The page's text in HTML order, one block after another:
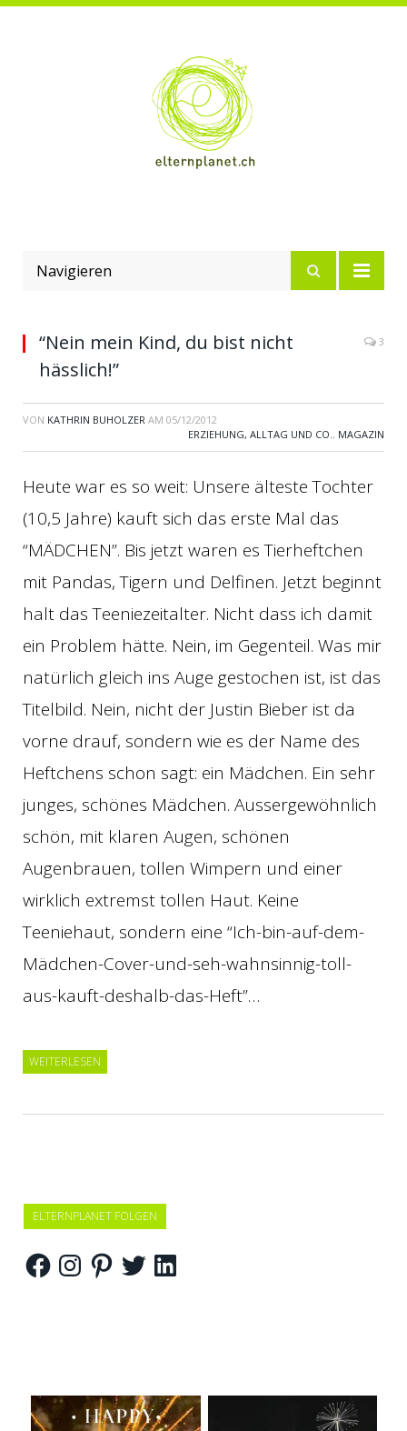
Navigieren
“Nein mein Kind, du bist nicht
hässlich!”
3
VON KATHRIN BUHOLZER AM 05/12/2012
ERZIEHUNG, ALLTAG UND CO., MAGAZIN
Heute war es so weit: Unsere älteste Tochter
(10,5 Jahre) kauft sich das erste Mal das
“MÄDCHEN”. Bis jetzt waren es Tierheftchen
mit Pandas, Tigern und Delfinen. Jetzt beginnt
halt das Teeniezeitalter. Nicht dass ich damit
ein Problem hätte. Nein, im Gegenteil. Was mir
natürlich gleich ins Auge gestochen ist, ist das
Titelbild. Nein, nicht der Justin Bieber ist da
vorne drauf, sondern wie es der Name des
Heftchens schon sagt: ein Mädchen. Ein sehr
junges, schönes Mädchen. Aussergewöhnlich
schön, mit klaren Augen, schönen
Augenbrauen, tollen Wimpern und einer
wirklich extremst tollen Haut. Keine
Teeniehaut, sondern eine “Ich-bin-auf-dem-
Mädchen-Cover-und-seh-wahnsinnig-toll-
aus-kauft-deshalb-das-Heft”…
WEITERLESEN
ELTERNPLANET FOLGEN
FacebookInstagramPinterestTwitterLinkedIn